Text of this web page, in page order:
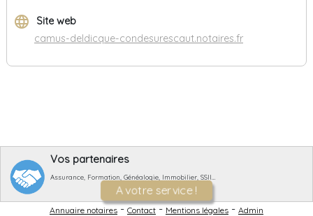
language
Site web
camus-deldicque-condesurescaut.notaires.fr
Vos partenaires
Assurance, Formation, Généalogie, Immobilier, SSII…
A votre service !
Annuaire notaires-Contact-Mentions légales - Admin